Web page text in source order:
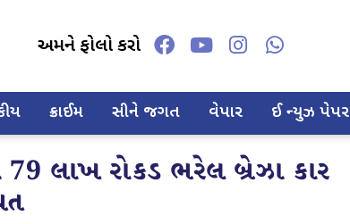
અમને ફોલો કરો
ક્રાઈમ સીને જગત વેપાર ઈ ન્યુઝ પેપર
79 લાખ રોકડ ભરેલ બ્રેઝા કાર